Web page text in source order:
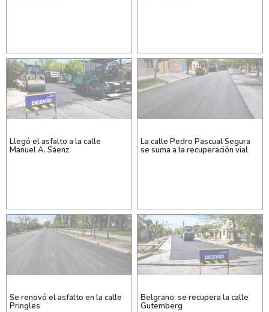
Llegó el asfalto a la calle
Manuel A. Sáenz
La calle Pedro Pascual Segura
se suma a la recuperación vial
Se renovó el asfalto en la calle
Pringles
Belgrano: se recupera la calle
Gutemberg